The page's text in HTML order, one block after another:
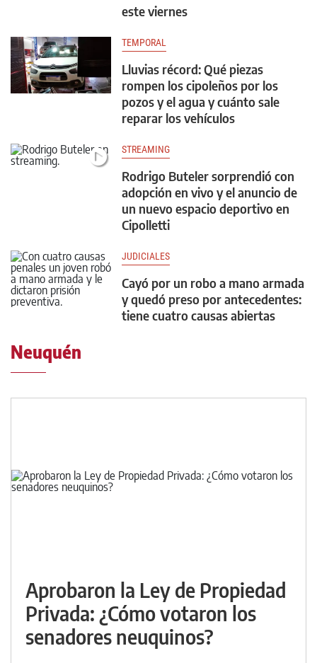
este viernes
TEMPORAL
Lluvias récord: Qué piezas
rompen los cipoleños por los
pozos y el agua y cuánto sale
reparar los vehículos
STREAMING
Rodrigo Buteler sorprendió con
adopción en vivo y el anuncio de
un nuevo espacio deportivo en
Cipolletti
JUDICIALES
Cayó por un robo a mano armada
y quedó preso por antecedentes:
tiene cuatro causas abiertas
Neuquén
Aprobaron la Ley de Propiedad
Privada: ¿Cómo votaron los
senadores neuquinos?